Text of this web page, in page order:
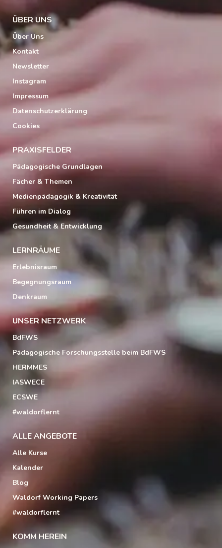
ÜBER UNS
Über Uns
Kontakt
Newsletter
Instagram
Impressum
Datenschutzerklärung
Cookies
PRAXISFELDER
Pädagogische Grundlagen
Fächer & Themen
Medienpädagogik & Kreativität
Führen im Dialog
Gesundheit & Entwicklung
LERNRÄUME
Erlebnisraum
Begegnungsraum
Denkraum
UNSER NETZWERK
BdFWS
Pädagogische Forschungsstelle beim BdFWS
HERMMES
IASWECE
ECSWE
#waldorflernt
ALLE ANGEBOTE
Alle Kurse
Kalender
Blog
Waldorf Working Papers
#waldorflernt
KOMM HEREIN